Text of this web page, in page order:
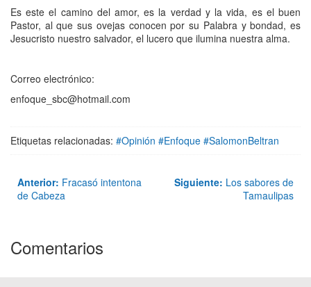
Es este el camino del amor, es la verdad y la vida, es el buen
Pastor, al que sus ovejas conocen por su Palabra y bondad, es
Jesucristo nuestro salvador, el lucero que ilumina nuestra alma.
Correo electrónico:
enfoque_sbc@hotmail.com
Etiquetas relacionadas: #Opinión #Enfoque #SalomonBeltran
Anterior: Fracasó intentona
de Cabeza
Siguiente: Los sabores de
Tamaulipas
Comentarios